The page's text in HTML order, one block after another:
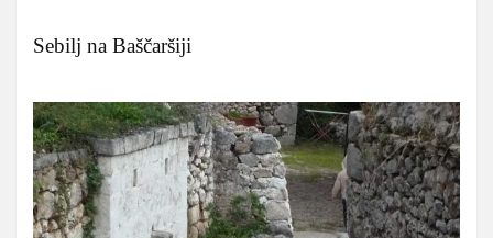
Sebilj na Baščaršiji